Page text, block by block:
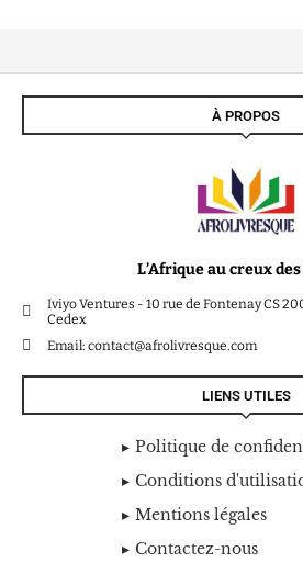
À PROPOS
L’Afrique au creux
Iviyo Ventures - 10 rue de Fontenay CS
Cedex
Email: contact@afrolivresque.com
LIENS UTILES
Politique de
Conditions
Mentions légales
Contactez-nous